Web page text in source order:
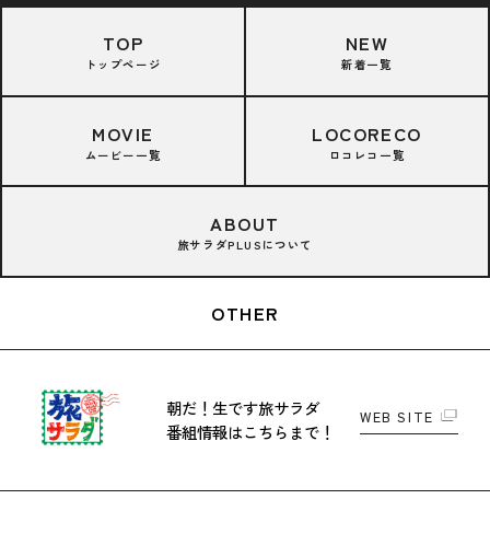
TOP
トップページ
NEW
新着一覧
MOVIE
ムービー一覧
LOCORECO
ロコレコ一覧
ABOUT
旅サラダPLUSについて
OTHER
朝だ！生です旅サラダ
番組情報はこちらまで！
WEB SITE